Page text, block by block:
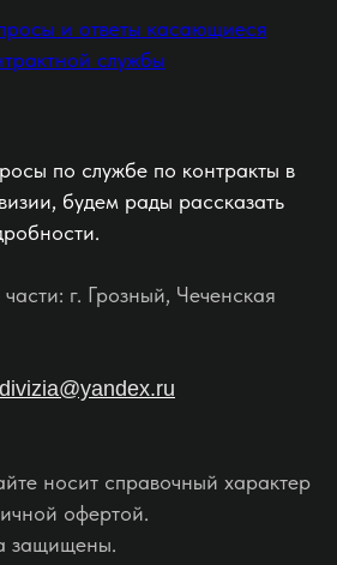
и ответы касающиеся
службы
по службе по контракты в
будем рады рассказать
г. Грозный, Чеченская
носит справочный характер
офертой.
защищены.